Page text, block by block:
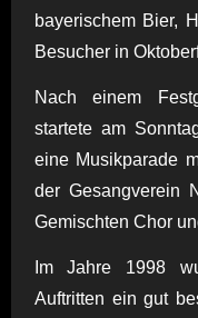
bayerischem Bier,
Besucher in
Nach einem
startete am
eine Musikparade
der Gesangverein
Gemischten Chor
Im Jahre 1998
Auftritten ein gut